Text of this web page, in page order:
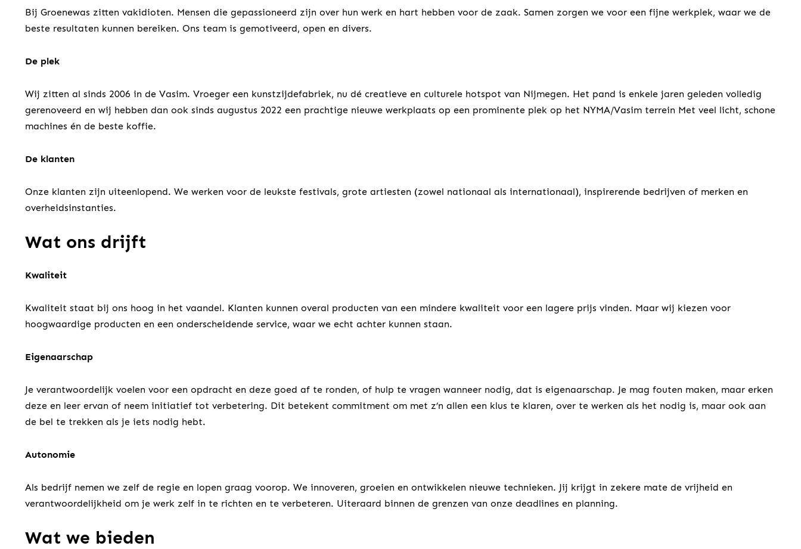
Bij Groenewas zitten vakidioten. Mensen die gepassioneerd zijn over hun werk en hart hebben voor de zaak. Samen zorgen we voor een fijne werkplek, waar we de
beste resultaten kunnen bereiken. Ons team is gemotiveerd, open en divers.
De plek
Wij zitten al sinds 2006 in de Vasim. Vroeger een kunstzijdefabriek, nu dé creatieve en culturele hotspot van Nijmegen. Het pand is enkele jaren geleden volledig
gerenoveerd en wij hebben dan ook sinds augustus 2022 een prachtige nieuwe werkplaats op een prominente plek op het NYMA/Vasim terrein Met veel licht, schone
machines én de beste koffie.
De klanten
Onze klanten zijn uiteenlopend. We werken voor de leukste festivals, grote artiesten (zowel nationaal als internationaal), inspirerende bedrijven of merken en
overheidsinstanties.
Wat ons drijft
Kwaliteit
Kwaliteit staat bij ons hoog in het vaandel. Klanten kunnen overal producten van een mindere kwaliteit voor een lagere prijs vinden. Maar wij kiezen voor
hoogwaardige producten en een onderscheidende service, waar we echt achter kunnen staan.
Eigenaarschap
Je verantwoordelijk voelen voor een opdracht en deze goed af te ronden, of hulp te vragen wanneer nodig, dat is eigenaarschap. Je mag fouten maken, maar erken
deze en leer ervan of neem initiatief tot verbetering. Dit betekent commitment om met z’n allen een klus te klaren, over te werken als het nodig is, maar ook aan
de bel te trekken als je iets nodig hebt.
Autonomie
Als bedrijf nemen we zelf de regie en lopen graag voorop. We innoveren, groeien en ontwikkelen nieuwe technieken. Jij krijgt in zekere mate de vrijheid en
verantwoordelijkheid om je werk zelf in te richten en te verbeteren. Uiteraard binnen de grenzen van onze deadlines en planning.
Wat we bieden